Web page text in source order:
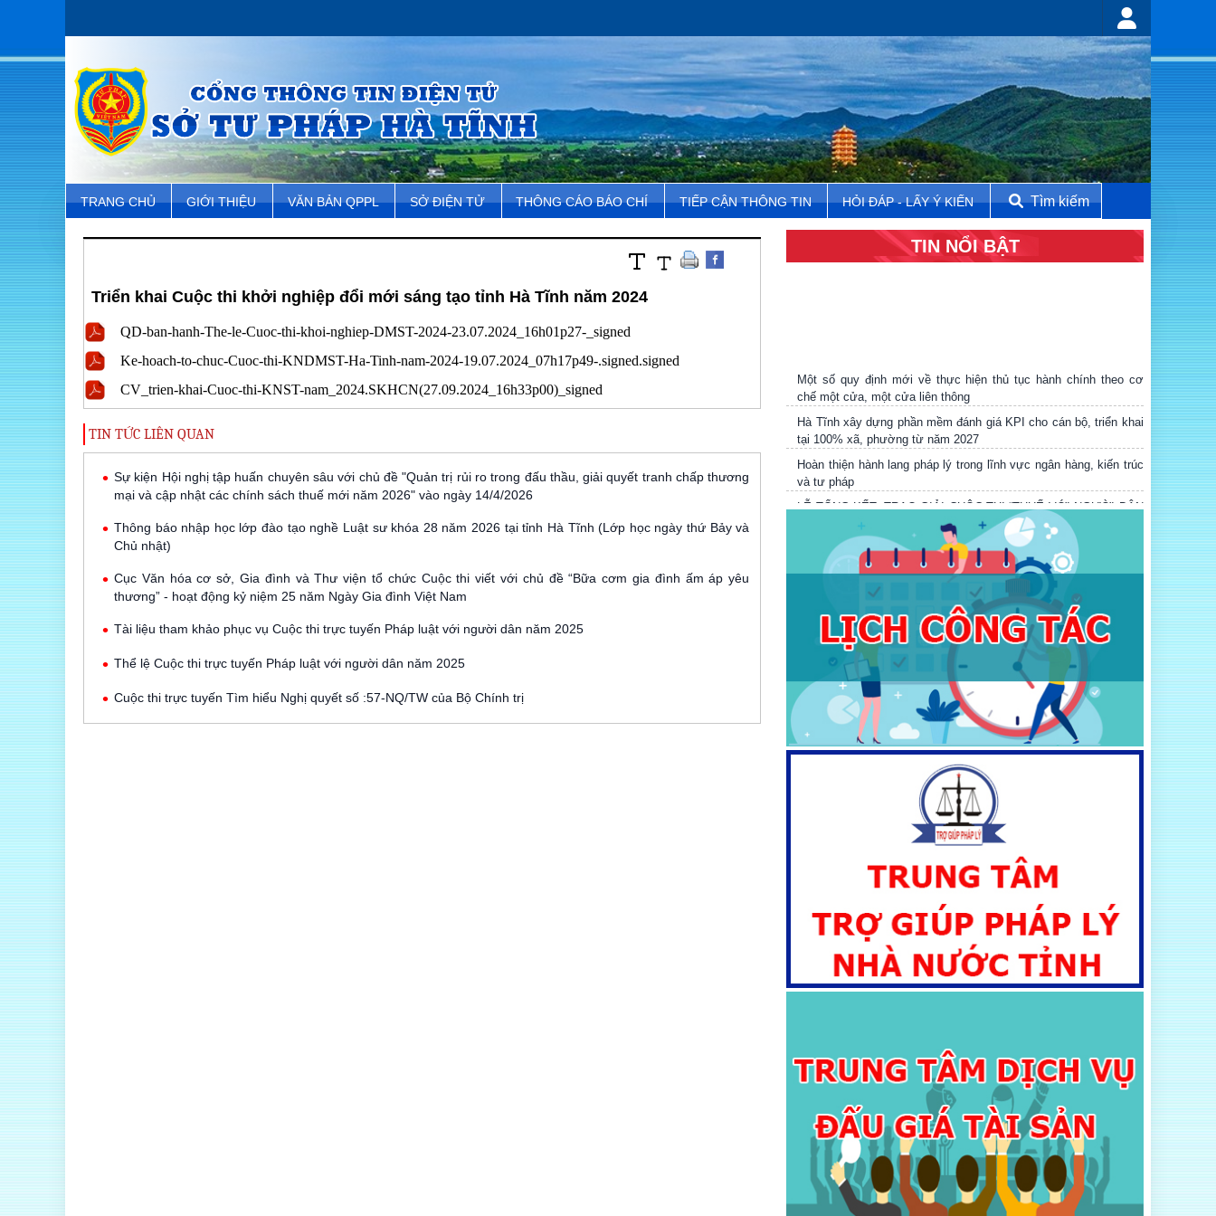
TRANG CHỦ GIỚI THIỆU VĂN BẢN QPPL SỞ ĐIỆN TỬ THÔNG CÁO BÁO CHÍ TIẾP CẬN THÔNG TIN HỎI ĐÁP - LẤY Ý KIẾN Tìm kiếm
Triển khai Cuộc thi khởi nghiệp đổi mới sáng tạo tỉnh Hà Tĩnh năm 2024
QD-ban-hanh-The-le-Cuoc-thi-khoi-nghiep-DMST-2024-23.07.2024_16h01p27-_signed
Ke-hoach-to-chuc-Cuoc-thi-KNDMST-Ha-Tinh-nam-2024-19.07.2024_07h17p49-.signed.signed
CV_trien-khai-Cuoc-thi-KNST-nam_2024.SKHCN(27.09.2024_16h33p00)_signed
TIN TỨC LIÊN QUAN
Sự kiện Hội nghị tập huấn chuyên sâu với chủ đề "Quản trị rủi ro trong đấu thầu, giải quyết tranh chấp thương
mại và cập nhật các chính sách thuế mới năm 2026" vào ngày 14/4/2026
Thông báo nhập học lớp đào tạo nghề Luật sư khóa 28 năm 2026 tại tỉnh Hà Tĩnh (Lớp học ngày thứ Bảy và
Chủ nhật)
Cục Văn hóa cơ sở, Gia đình và Thư viện tổ chức Cuộc thi viết với chủ đề “Bữa cơm gia đình ấm áp yêu
thương” - hoạt động kỷ niệm 25 năm Ngày Gia đình Việt Nam
Tài liệu tham khảo phục vụ Cuộc thi trực tuyến Pháp luật với người dân năm 2025
Thể lệ Cuộc thi trực tuyến Pháp luật với người dân năm 2025
Cuộc thi trực tuyến Tìm hiểu Nghị quyết số :57-NQ/TW của Bộ Chính trị
TIN NỔI BẬT
chế một cửa, một cửa liên thông
Hà Tĩnh xây dựng phần mềm đánh giá KPI cho cán bộ, triển khai
tại 100% xã, phường từ năm 2027
Hoàn thiện hành lang pháp lý trong lĩnh vực ngân hàng, kiến trúc
và tư pháp
LỄ TỔNG KẾT, TRAO GIẢI CUỘC THI “THUẾ VỚI NGƯỜI DÂN
VÀ DOANH NGHIỆP” VÀ TỌA ĐÀM VỀ CHUYỂN ĐỔI SỐ
TRONG CÔNG TÁC PHỔ BIẾN, GIÁO DỤC PHÁP LUẬT
Trung tâm Dịch vụ đấu giá tài sản tỉnh Hà Tĩnh tổ chức thành
công phiên đấu giá quyền sử dụng đất tại xã Kỳ Xuân